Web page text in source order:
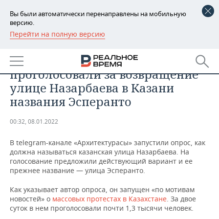
Вы были автоматически перенаправлены на мобильную
версию.
Перейти на полную версию
РЕГИОНЫ
БАШКОРТОСТАН
ТАТАРСТАН
УДМУРТИЯ
НОВОСТИ
АНАЛИТИКА
НОВОСТИ АНАЛИТИКИ
ДЕКЛАРАЦИИ О ДОХОДАХ
КОРОЛИ ГОСЗАКАЗА ПФО
ВУЗЫ ТАТАРСТАНА
КОМУ ПРИНАДЛЕЖАТ
ТОРГОВЫЕ ЦЕНТРЫ
ТАТАРСТАНА
ЭКОНОМИКА
НОВОСТИ ЭКОНОМИКИ
ФИНАНСЫ
БАНКИ
БЮДЖЕТ
ИНВЕСТИЦИИ
ПРОМЫШЛЕННОСТЬ
НОВОСТИ
ПРОМЫШЛЕННОСТИ
АГРОПРОМ
МАШИНОСТРОЕНИЕ
НЕДВИЖИМОСТЬ
НОВОСТИ НЕДВИЖИМОСТИ
АВТО
НОВОСТИ АВТО
БИЗНЕС
НОВОСТИ БИЗНЕСА
ТЕХНОЛОГИИ
Более 80% опрошенных
проголосовали за возвращение
улице Назарбаева в Казани
названия Эсперанто
00:32, 08.01.2022
В telegram-канале «Архитектурасы» запустили опрос, как
должна называться казанская улица Назарбаева. На
голосование предложили действующий вариант и ее
прежнее название — улица Эсперанто.
Как указывает автор опроса, он запущен «по мотивам
новостей» о массовых протестах в Казахстане. За двое
суток в нем проголосовали почти 1,3 тысячи человек.